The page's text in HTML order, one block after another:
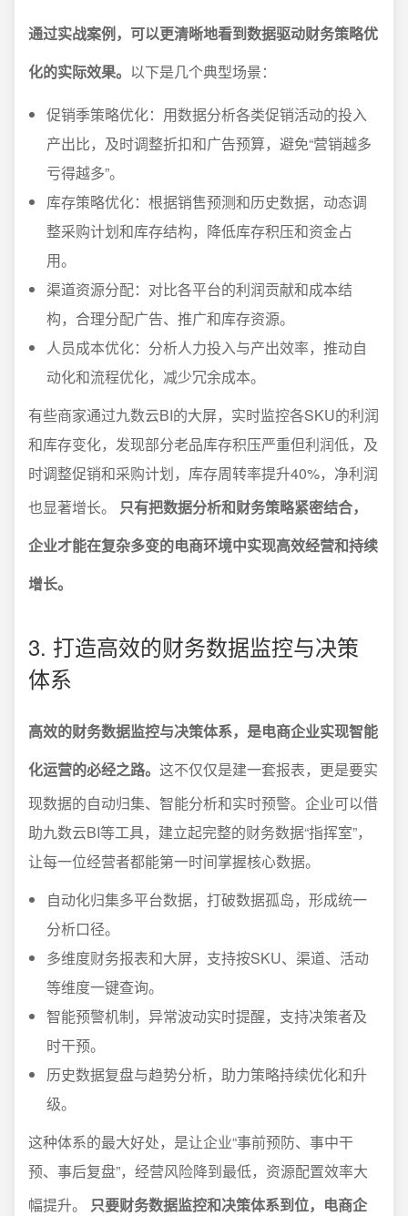
通过实战案例，可以更清晰地看到数据驱动财务策略优
化的实际效果。 以下是几个典型场景：
促销季策略优化：用数据分析各类促销活动的投入
产出比，及时调整折扣和广告预算，避免“营销越多
亏得越多”。
库存策略优化：根据销售预测和历史数据，动态调
整采购计划和库存结构，降低库存积压和资金占
用。
渠道资源分配：对比各平台的利润贡献和成本结
构，合理分配广告、推广和库存资源。
人员成本优化：分析人力投入与产出效率，推动自
动化和流程优化，减少冗余成本。
有些商家通过九数云BI的大屏，实时监控各SKU的利润
和库存变化，发现部分老品库存积压严重但利润低，及
时调整促销和采购计划，库存周转率提升40%，净利润
也显著增长。 只有把数据分析和财务策略紧密结合，
企业才能在复杂多变的电商环境中实现高效经营和持续
增长。
3. 打造高效的财务数据监控与决策
体系
高效的财务数据监控与决策体系，是电商企业实现智能
化运营的必经之路。 这不仅仅是建一套报表，更是要实
现数据的自动归集、智能分析和实时预警。企业可以借
助九数云BI等工具，建立起完整的财务数据“指挥室”，
让每一位经营者都能第一时间掌握核心数据。
自动化归集多平台数据，打破数据孤岛，形成统一
分析口径。
多维度财务报表和大屏，支持按SKU、渠道、活动
等维度一键查询。
智能预警机制，异常波动实时提醒，支持决策者及
时干预。
历史数据复盘与趋势分析，助力策略持续优化和升
级。
这种体系的最大好处，是让企业“事前预防、事中干
预、事后复盘”，经营风险降到最低，资源配置效率大
幅提升。 只要财务数据监控和决策体系到位，电商企